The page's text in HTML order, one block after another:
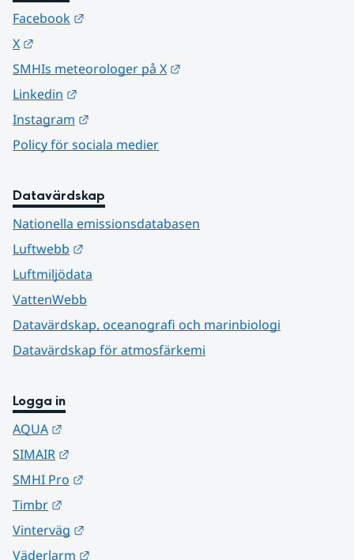
Facebook
X
SMHIs meteorologer på X
Linkedin
Instagram
Policy för sociala medier
Datavärdskap
Nationella emissionsdatabasen
Luftwebb
Luftmiljödata
VattenWebb
Datavärdskap, oceanografi och marinbiologi
Datavärdskap för atmosfärkemi
Logga in
AQUA
SIMAIR
SMHI Pro
Timbr
Vinterväg
Väderlarm